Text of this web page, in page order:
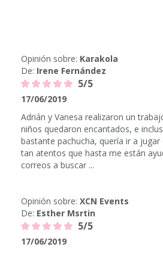
Opinión sobre: Karakola
De: Irene Fernández
5/5
17/06/2019
Adrián y Vanesa realizaron un
niños quedaron encantados, e
bastante pachucha, quería ir a jugar
tan atentos que hasta me están
correos a buscar ...
Opinión sobre: XCN Events
De: Esther Msrtin
5/5
17/06/2019